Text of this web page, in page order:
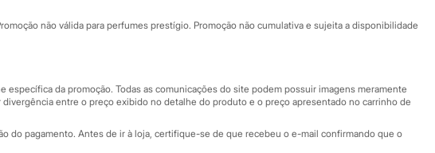
Fale conosco
Central de ética
Eventos
não válida para perfumes prestígio. Promoção não cumulativa e sujeita a disponibilidade
da promoção. Todas as comunicações do site podem possuir imagens meramente
entre o preço exibido no detalhe do produto e o preço apresentado no carrinho de
do pagamento. Antes de ir à loja, certifique-se de que recebeu o e-mail confirmando que o